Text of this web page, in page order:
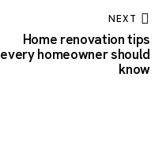
NEXT
Home renovation tips
every homeowner should
know